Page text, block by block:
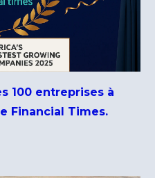
100 entreprises à
Financial Times.